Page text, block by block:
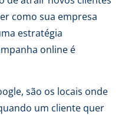
como sua empresa
estratégia
online é
são os locais onde
um cliente quer